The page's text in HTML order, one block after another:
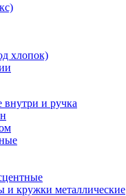
хлопок)
и ручка
и кружки металлические